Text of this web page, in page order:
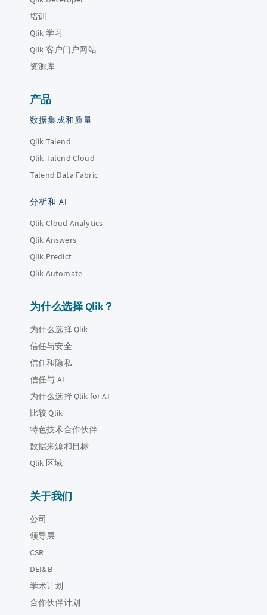
培训
Qlik 学习
Qlik 客户门户网站
资源库
产品
数据集成和质量
Qlik Talend
Qlik Talend Cloud
Talend Data Fabric
分析和 AI
Qlik Cloud Analytics
Qlik Answers
Qlik Predict
Qlik Automate
为什么选择 Qlik？
为什么选择 Qlik
信任与安全
信任和隐私
信任与 AI
为什么选择 Qlik for AI
比较 Qlik
特色技术合作伙伴
数据来源和目标
Qlik 区域
关于我们
公司
领导层
CSR
DEI&B
学术计划
合作伙伴计划